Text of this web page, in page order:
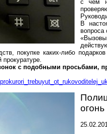
с чем
В
вопроса
покупке каких-либо
прокуратуре.
с подобными просьбами,
огонь